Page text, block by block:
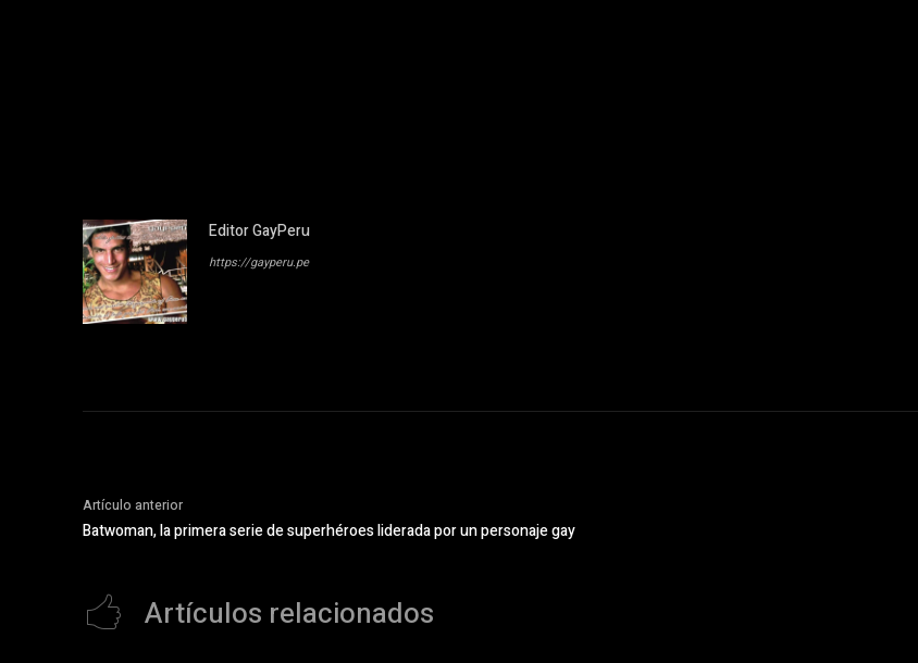
Editor GayPeru
https://gayperu.pe
Artículo anterior
Batwoman, la primera serie de superhéroes liderada por un personaje gay
Artículos relacionados